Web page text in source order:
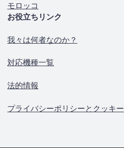
モロッコ
お役立ちリンク
我々は何者なのか？
対応機種一覧
法的情報
プライバシーポリシーとクッキー